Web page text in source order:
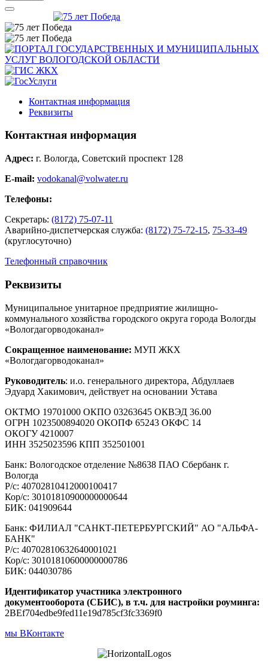
Контактная информация
Реквизиты
Контактная информация
Адрес: г. Вологда, Советский проспект 128
E-mail: vodokanal@volwater.ru
Телефоны:
Секретарь: (8172) 75-07-11
Аварийно-диспетчерская служба: (8172) 75-72-15, 75-33-49
(круглосуточно)
Телефонный справочник
Реквизиты
Муниципальное унитарное предприятие жилищно-
коммунального хозяйства городского округа города Вологды
«Вологдагорводоканал»
Сокращенное наименование: МУП ЖКХ
«Вологдагорводоканал»
Руководитель: и.о. генерального директора, Абдуллаев
Эдуард Хакимович, действует на основании Устава
ОКТМО 19701000 ОКПО 03263645 ОКВЭД 36.00
ОГРН 1023500894020 ОКОПФ 65243 ОКФС 14
ОКОГУ 4210007
ИНН 3525023596 КПП 352501001
Банк: Вологодское отделение №8638 ПАО Сбербанк г.
Вологда
Р/с: 40702810412000100417
Кор/с: 30101810900000000644
БИК: 041909644
Банк: ФИЛИАЛ "САНКТ-ПЕТЕРБУРГСКИЙ" АО "АЛЬФА-
БАНК"
Р/с: 40702810632640001021
Кор/с: 30101810600000000786
БИК: 044030786
Идентификатор участника электронного
документооборота (СБИС), в т.ч. для настройки роуминга:
2BEf704edbe9fed11e19d785cf3fc3369f0
мы ВКонтакте